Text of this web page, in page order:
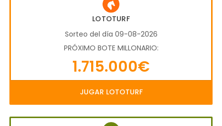
LOTOTURF
Sorteo del día 09-08-2026
PRÓXIMO BOTE MILLONARIO:
1.715.000€
JUGAR LOTOTURF